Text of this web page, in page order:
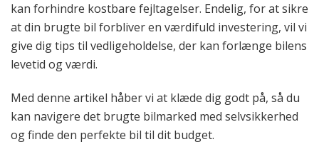
kan forhindre kostbare fejltagelser. Endelig, for at sikre
at din brugte bil forbliver en værdifuld investering, vil vi
give dig tips til vedligeholdelse, der kan forlænge bilens
levetid og værdi.
Med denne artikel håber vi at klæde dig godt på, så du
kan navigere det brugte bilmarked med selvsikkerhed
og finde den perfekte bil til dit budget.